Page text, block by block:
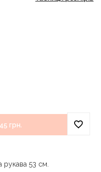
грн.
53 см.